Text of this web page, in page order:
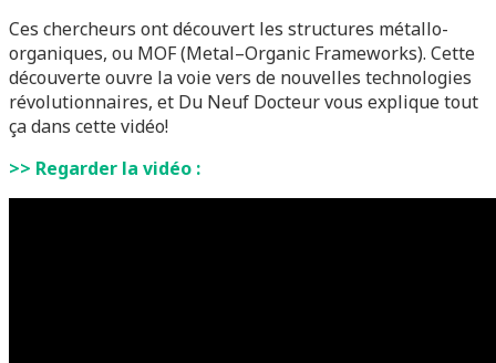
Ces chercheurs ont découvert les structures métallo-
organiques, ou MOF (Metal–Organic Frameworks). Cette
découverte ouvre la voie vers de nouvelles technologies
révolutionnaires, et Du Neuf Docteur vous explique tout
ça dans cette vidéo!
>> Regarder la vidéo :